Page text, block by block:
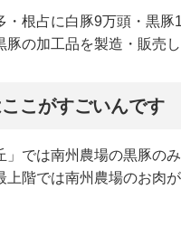
・根占に白豚9万頭・黒
豚の加工品を製造・販売し
こがすごいんです
」では南州農場の黒豚の
上階では南州農場のお肉